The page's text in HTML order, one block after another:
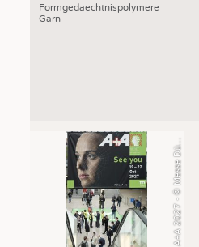
Formgedaechtnispolymere
Garn
+
A
2
0
2
7
-
©
M
e
s
s
e
D
ü
s
e
l
d
o
r
f
/
C
o
n
s
t
a
n
z
e
T
i
l
l
m
a
n